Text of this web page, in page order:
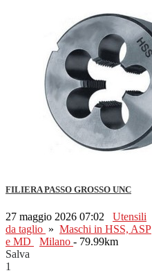
FILIERA PASSO GROSSO UNC
27 maggio 2026 07:02
Utensili
da taglio » Maschi in HSS, ASP
e MD
Milano - 79.99km
Salva
1